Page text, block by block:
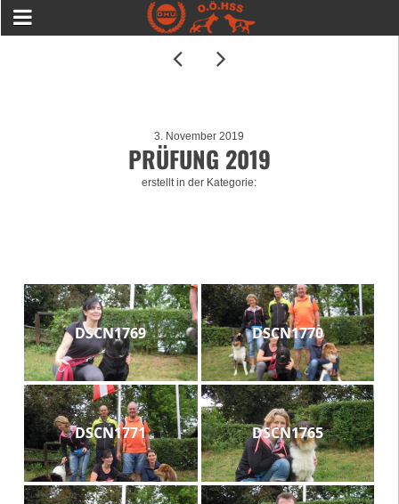
3. November 2019
PRÜFUNG 2019
erstellt in der Kategorie:
DSCN1769 DSCN1770
DSCN1771 DSCN1765